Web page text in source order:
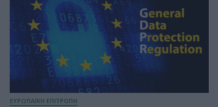
ΕΥΡΩΠΑΪΚΗ ΕΠΙΤΡΟΠΗ